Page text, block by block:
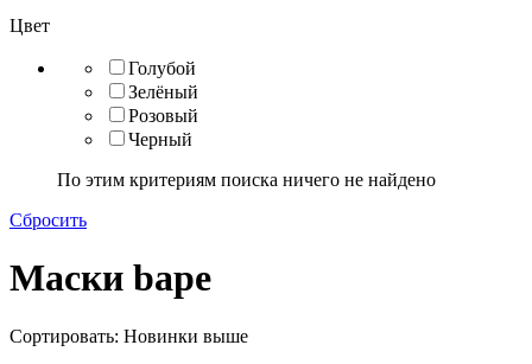
Цвет
Голубой
Зелёный
Розовый
Черный
По этим критериям поиска ничего не найдено
Сбросить
Маски bape
Сортировать: Новинки выше